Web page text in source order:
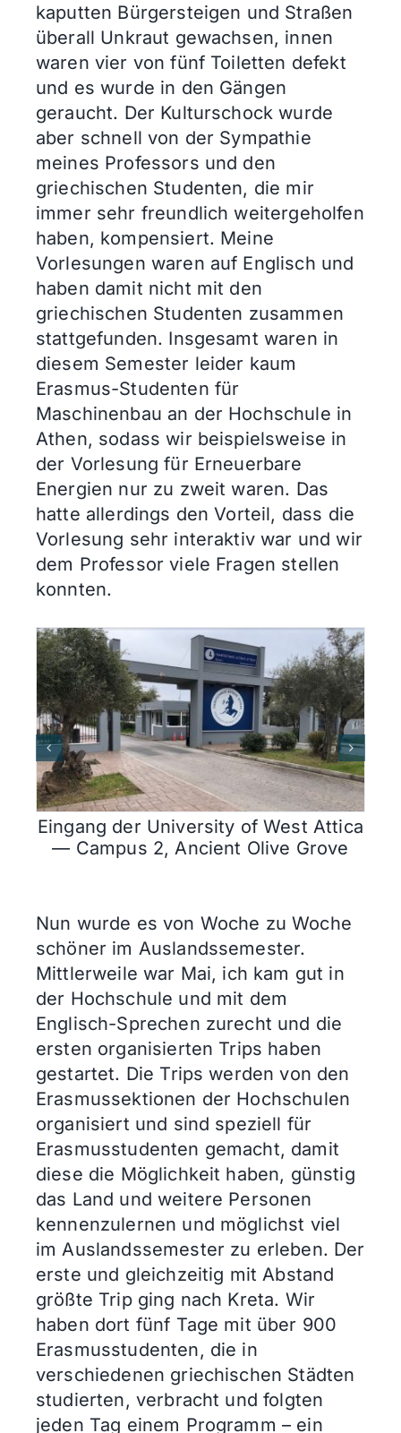
kaputten Bürgersteigen und Straßen
überall Unkraut gewachsen, innen
waren vier von fünf Toiletten defekt
und es wurde in den Gängen
geraucht. Der Kulturschock wurde
aber schnell von der Sympathie
meines Professors und den
griechischen Studenten, die mir
immer sehr freundlich weitergeholfen
haben, kompensiert. Meine
Vorlesungen waren auf Englisch und
haben damit nicht mit den
griechischen Studenten zusammen
stattgefunden. Insgesamt waren in
diesem Semester leider kaum
Erasmus-Studenten für
Maschinenbau an der Hochschule in
Athen, sodass wir beispielsweise in
der Vorlesung für Erneuerbare
Energien nur zu zweit waren. Das
hatte allerdings den Vorteil, dass die
Vorlesung sehr interaktiv war und wir
dem Professor viele Fragen stellen
konnten.
Eingang der University of West Attica
— Campus 2, Ancient Olive Grove
Nun wurde es von Woche zu Woche
schöner im Auslandssemester.
Mittlerweile war Mai, ich kam gut in
der Hochschule und mit dem
Englisch-Sprechen zurecht und die
ersten organisierten Trips haben
gestartet. Die Trips werden von den
Erasmussektionen der Hochschulen
organisiert und sind speziell für
Erasmusstudenten gemacht, damit
diese die Möglichkeit haben, günstig
das Land und weitere Personen
kennenzulernen und möglichst viel
im Auslandssemester zu erleben. Der
erste und gleichzeitig mit Abstand
größte Trip ging nach Kreta. Wir
haben dort fünf Tage mit über 900
Erasmusstudenten, die in
verschiedenen griechischen Städten
studierten, verbracht und folgten
jeden Tag einem Programm – ein